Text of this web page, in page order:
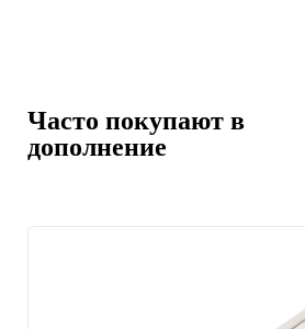
Часто покупают в
дополнение